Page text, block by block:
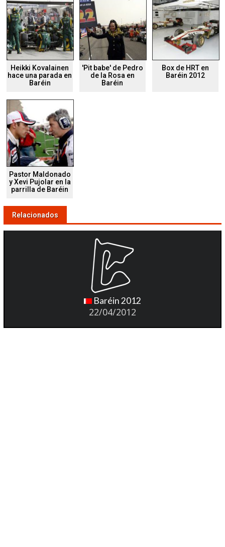
Heikki Kovalainen
hace una parada en
Baréin
'Pit babe' de Pedro
de la Rosa en
Baréin
Box de HRT en
Baréin 2012
Pastor Maldonado
y Xevi Pujolar en la
parrilla de Baréin
Relacionados
Baréin 2012
22/04/2012